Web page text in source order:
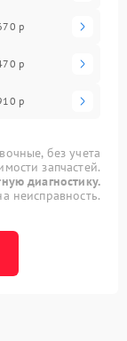
р
р
р
без учета
запчастей.
диагностику.
неисправность.